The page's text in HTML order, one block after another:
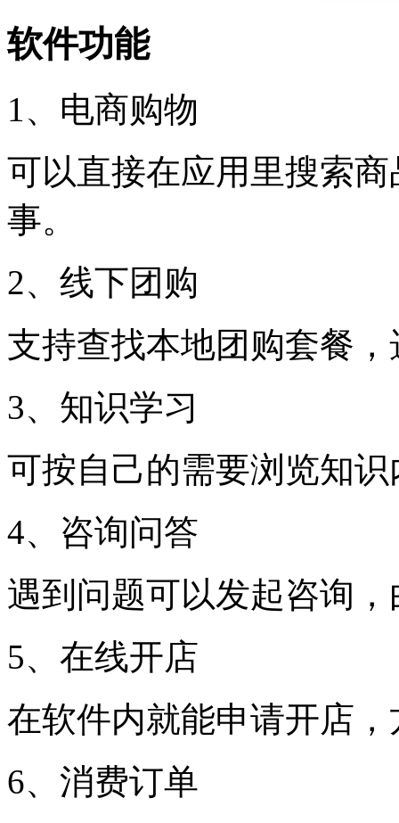
软件功能
1、电商购物
可以直接在应用里搜索
事。
2、线下团购
支持查找本地团购套餐
3、知识学习
可按自己的需要浏览知
4、咨询问答
遇到问题可以发起咨询
5、在线开店
在软件内就能申请开店
6、消费订单